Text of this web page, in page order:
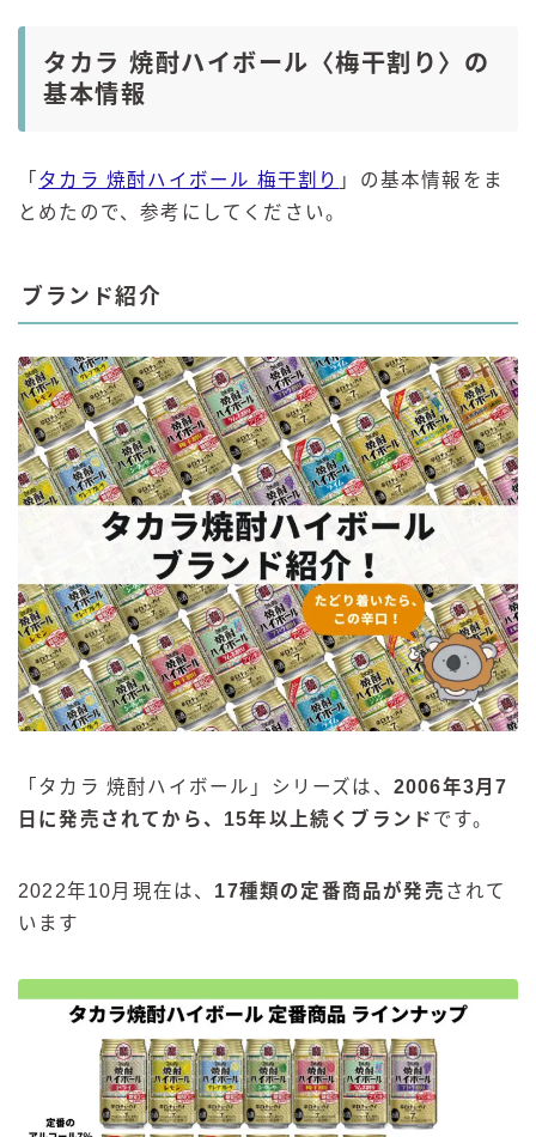
タカラ 焼酎ハイボール〈梅干割り〉の
基本情報
「 タカラ 焼酎ハイボール 梅干割り 」の基本情報をま
とめたので、参考にしてください。
ブランド紹介
「タカラ 焼酎ハイボール」シリーズは、 2006年3月7
日に発売されてから、15年以上続くブランド です。
2022年10月現在は、 17種類の定番商品が発売 されて
います